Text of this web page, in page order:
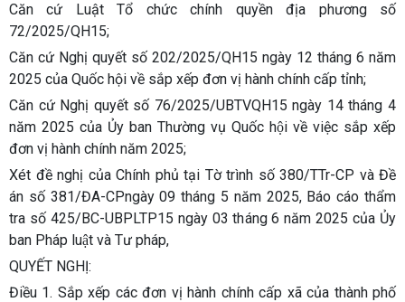
Căn cứ Luật Tổ chức chính quyền địa phương số
72/2025/QH15;
Căn cứ Nghị quyết số 202/2025/QH15 ngày 12 tháng 6 năm
2025 của Quốc hội về sắp xếp đơn vị hành chính cấp tỉnh;
Căn cứ Nghị quyết số 76/2025/UBTVQH15 ngày 14 tháng 4
năm 2025 của Ủy ban Thường vụ Quốc hội về việc sắp xếp
đơn vị hành chính năm 2025;
Xét đề nghị của Chính phủ tại Tờ trình số 380/TTr-CP và Đề
án số 381/ĐA-CPngày 09 tháng 5 năm 2025, Báo cáo thẩm
tra số 425/BC-UBPLTP15 ngày 03 tháng 6 năm 2025 của Ủy
ban Pháp luật và Tư pháp,
QUYẾT NGHỊ:
Điều 1. Sắp xếp các đơn vị hành chính cấp xã của thành phố